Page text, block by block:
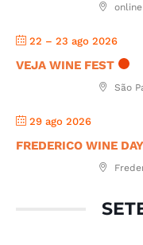
online
22 – 23 ago 2026
VEJA WINE FEST
São
29 ago 2026
FREDERICO WINE DAY